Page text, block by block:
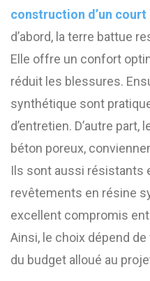
construction d’un court
d’abord, la terre battue
Elle offre un confort
réduit les blessures.
synthétique sont
d’entretien. D’autre
béton poreux,
Ils sont aussi résistants
revêtements en résine
excellent compromis
Ainsi, le choix dépend
du budget alloué au